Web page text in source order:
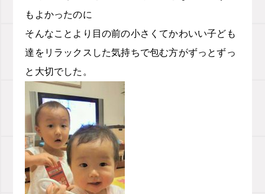
もよかったのに
そんなことより目の前の小さくてかわいい子ども
達をリラックスした気持ちで包む方がずっとずっ
と大切でした。